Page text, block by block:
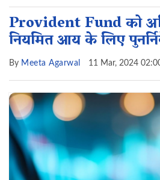
Provident Fund को
नियमित आय के लिए
By Meeta Agarwal 11 Mar, 2024